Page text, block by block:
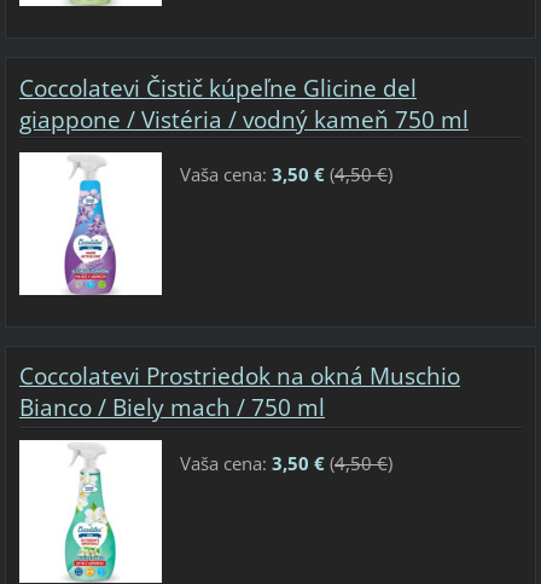
Coccolatevi Čistič kúpeľne Glicine del
giappone / Vistéria / vodný kameň 750 ml
Vaša cena: 3,50 €(4,50 €)
Coccolatevi Prostriedok na okná Muschio
Bianco / Biely mach / 750 ml
Vaša cena: 3,50 €(4,50 €)